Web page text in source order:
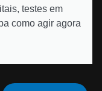
testes em
como agir agora